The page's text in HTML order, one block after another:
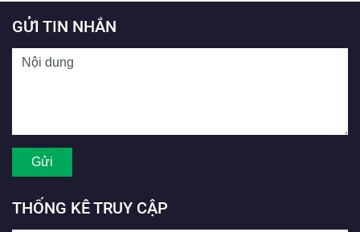
GỬI TIN NHẮN
THỐNG KÊ TRUY CẬP